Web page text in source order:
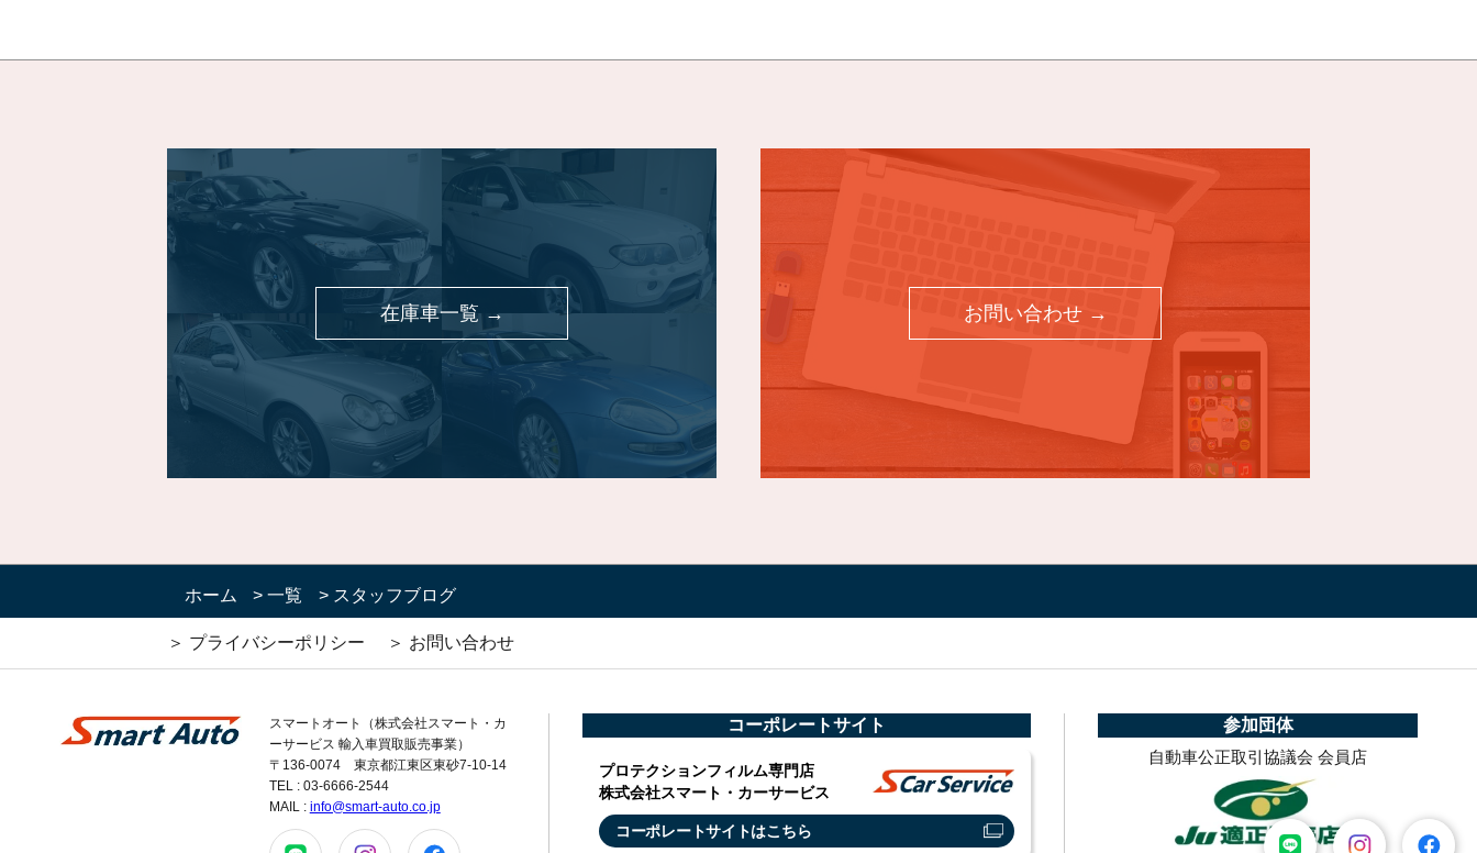
在庫車一覧 → お問い合わせ →
ホーム > 一覧 > スタッフブログ
＞ プライバシーポリシー ＞ お問い合わせ
スマートオート（株式会社スマート・カ
ーサービス 輸入車買取販売事業）
〒136-0074 東京都江東区東砂7-10-14
TEL : 03-6666-2544
MAIL : info@smart-auto.co.jp
コーポレートサイト
プロテクションフィルム専門店
株式会社スマート・カーサービス
コーポレートサイトはこちら
参加団体
自動車公正取引協議会 会員店